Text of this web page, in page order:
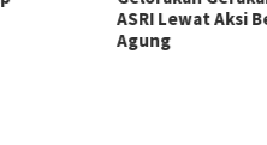
ASRI Lewat Aksi
Agung